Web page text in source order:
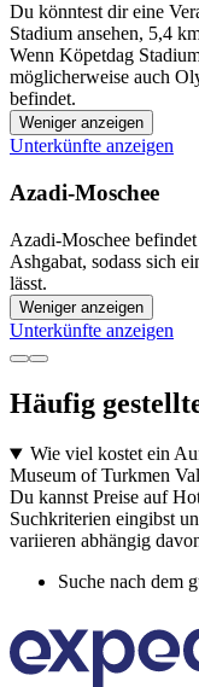
Du könntest dir eine
Stadium ansehen, 5,4
Wenn Köpetdag
möglicherweise auch
befindet.
Weniger anzeigen
Unterkünfte anzeigen
Azadi-Moschee
Azadi-Moschee
Ashgabat, sodass sich
lässt.
Weniger anzeigen
Unterkünfte anzeigen
Häufig
Wie viel kostet ein
Museum of Turkmen
Du kannst Preise auf
Suchkriterien eingibst
variieren abhängig
Suche nach dem